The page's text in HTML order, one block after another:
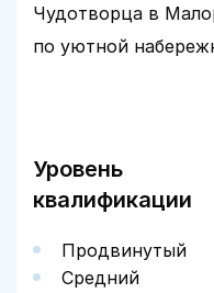
Чудотворца в
по уютной
Уровень
квалификации
Продвинутый
Средний